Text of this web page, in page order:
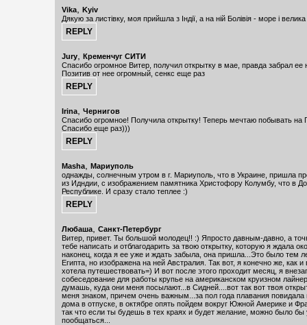
Vika, Kyiv
Дякую за листівку, моя прийшла з Індії, а на ній Болівія - море і
Jury, Кременчуг СИТИ
Спасибо огромное Витер, получил открытку в мае, правда забрал ее
Позитив от нее огромный, сенкс еще раз
Irina, Чернигов
Спасибо огромное! Получила открытку! Теперь мечтаю побывать на
Спасибо еще раз)))
Masha, Мариуполь
однажды, солнечным утром в г. Мариуполь, что в Украине, пришла
из Идндии, с изображением памятника Христофору Колумбу, что в
Республике. И сразу стало теплее :)
Любаша, Санкт-Петербург
Витер, привет. Ты большой молодец!! :) Япросто давным-давно, а
тебе написать и отблагодарить за твою открытку, которую я ждала
наконец, когда я ее уже и ждать забыла, она пришла...Это было тем
Египта, но изображена на ней Австралия. Так вот, я конечно же, как
хотела путешествовать=) И вот после этого проходит месяц, я
собеседование для работы крупье на американском круизном
думашь, куда они меня посылают...в Сидней....вот так вот твоя
меня знаком, причем очень важным...за пол года плавания
дома в отпуске, в октябре опять пойдем вокруг Южной Америке и
так что если ты будешь в тех краях и будет желание, можно было бы
пообщаться...